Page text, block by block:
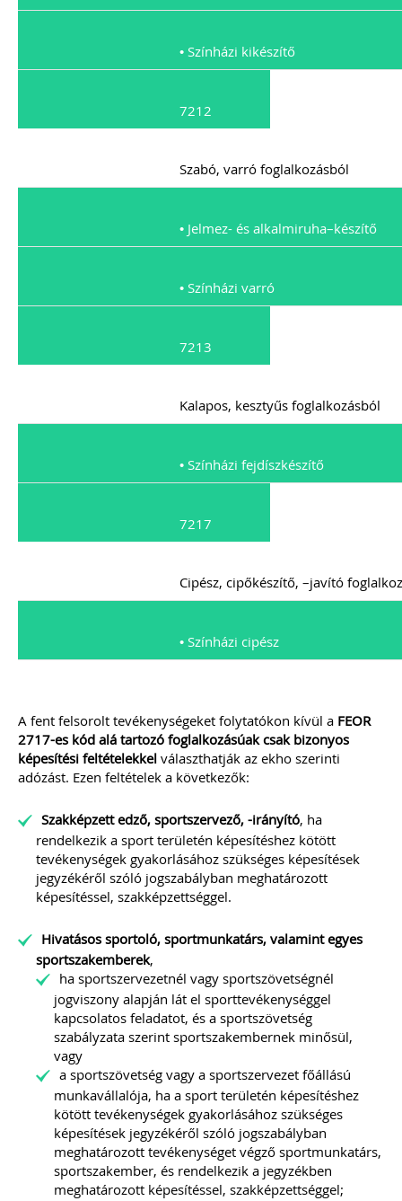
• Színházi kikészítő
7212
Szabó, varró foglalkozásból
• Jelmez- és alkalmiruha–készítő
• Színházi varró
7213
Kalapos, kesztyűs foglalkozásból
• Színházi fejdíszkészítő
7217
Cipész, cipőkészítő, –javító
• Színházi cipész
A fent felsorolt tevékenységeket folytatókon kívül a FEOR
2717-es kód alá tartozó foglalkozásúak csak bizonyos
képesítési feltételekkel választhatják az ekho szerinti
adózást. Ezen feltételek a következők:
Szakképzett edző, sportszervező, -irányító, ha
rendelkezik a sport területén képesítéshez kötött
tevékenységek gyakorlásához szükséges képesítések
jegyzékéről szóló jogszabályban meghatározott
képesítéssel, szakképzettséggel.
Hivatásos sportoló, sportmunkatárs, valamint egyes
sportszakemberek,
ha sportszervezetnél vagy sportszövetségnél
jogviszony alapján lát el sporttevékenységgel
kapcsolatos feladatot, és a sportszövetség
szabályzata szerint sportszakembernek minősül,
vagy
a sportszövetség vagy a sportszervezet főállású
munkavállalója, ha a sport területén képesítéshez
kötött tevékenységek gyakorlásához szükséges
képesítések jegyzékéről szóló jogszabályban
meghatározott tevékenységet végző sportmunkatárs,
sportszakember, és rendelkezik a jegyzékben
meghatározott képesítéssel, szakképzettséggel;